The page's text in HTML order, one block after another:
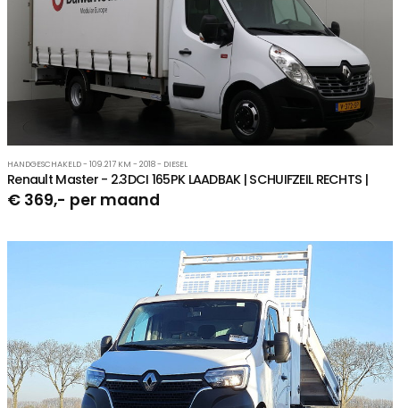
HANDGESCHAKELD - 109.217 KM - 2018 - DIESEL
Renault Master - 2.3DCI 165PK LAADBAK | SCHUIFZEIL RECHTS |
€ 369,- per maand